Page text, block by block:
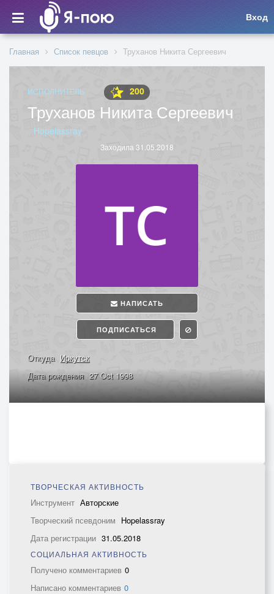
Вход
Главная Список певцов Труханов Никита Сергеевич
ИСПОЛНИТЕЛЬ 200
Труханов Никита Сергеевич
Hopelassray
Заходила 31.05.2018
НАПИСАТЬ
ПОДПИСАТЬСЯ
Откуда Иркутск
Дата рождения 27 Oct 1998
ТВОРЧЕСКАЯ АКТИВНОСТЬ
Инструмент Авторские
Творческий псевдоним Hopelassray
Дата регистрации 31.05.2018
СОЦИАЛЬНАЯ АКТИВНОСТЬ
Получено комментариев 0
Написано комментариев 0